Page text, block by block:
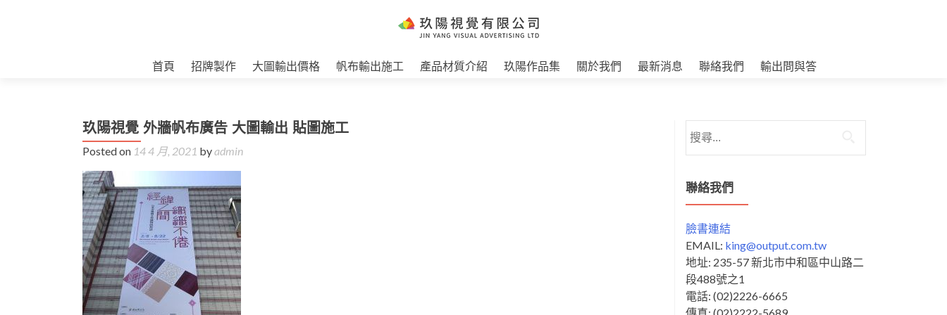
首頁 招牌製作 大圖輸出價格 帆布輸出施工 產品材質介紹 玖陽作品集 關於我們 最新消息 聯絡我們 輸出問與答
玖陽視覺 外牆帆布廣告 大圖輸出 貼圖施工
Posted on 14 4 月, 2021 byadmin
尋
鍵
字:
聯絡我們
臉書連結
EMAIL: king@output.com.tw
地址: 235-57 新北市中和區中山路二
段488號之1
電話: (02)2226-6665